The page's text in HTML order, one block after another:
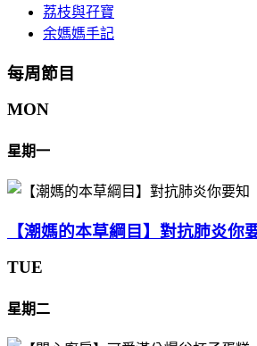
荔枝與孖寶
余媽媽手記
每周節目
MON
星期一
【潮媽的本草綱目】對抗肺炎你
TUE
星期二